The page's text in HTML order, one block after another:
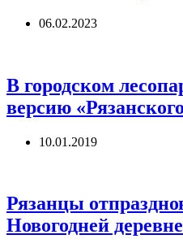
06.02.2023
В городском
версию
10.01.2019
Рязанцы
Новогодней деревне